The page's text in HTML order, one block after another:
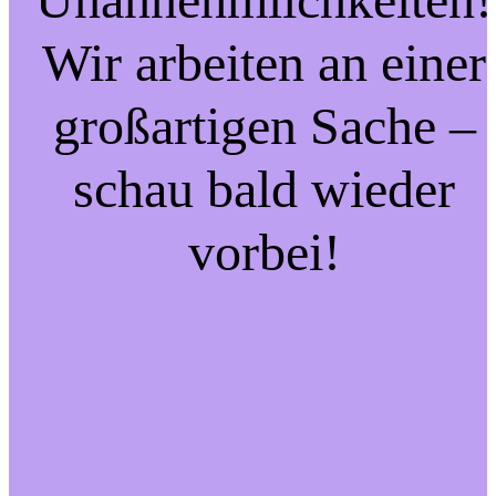
Wir arbeiten an einer
großartigen Sache –
schau bald wieder
vorbei!